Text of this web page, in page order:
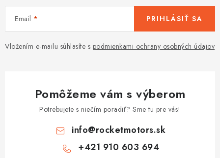
Email
Vložením e-mailu súhlasíte s podmienkami ochrany osobných údajov
PRIHLÁSIŤ SA
Pomôžeme vám s výberom
Potrebujete s niečím poradiť? Sme tu pre vás!
info@rocketmotors.sk
+421 910 603 694